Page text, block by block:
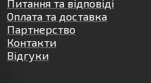
Питання та відповіді
Оплата та доставка
Партнерство
Контакти
Відгуки